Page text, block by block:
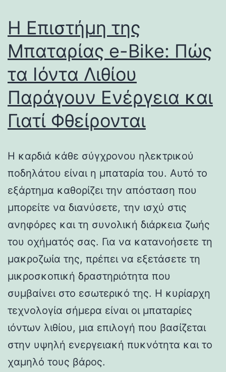
Η Επιστήμη της
Μπαταρίας e-Bike: Πώς
τα Ιόντα Λιθίου
Παράγουν Ενέργεια και
Γιατί Φθείρονται
Η καρδιά κάθε σύγχρονου ηλεκτρικού
ποδηλάτου είναι η μπαταρία του. Αυτό το
εξάρτημα καθορίζει την απόσταση που
μπορείτε να διανύσετε, την ισχύ στις
ανηφόρες και τη συνολική διάρκεια ζωής
του οχήματός σας. Για να κατανοήσετε τη
μακροζωία της, πρέπει να εξετάσετε τη
μικροσκοπική δραστηριότητα που
συμβαίνει στο εσωτερικό της. Η κυρίαρχη
τεχνολογία σήμερα είναι οι μπαταρίες
ιόντων λιθίου, μια επιλογή που βασίζεται
στην υψηλή ενεργειακή πυκνότητα και το
χαμηλό τους βάρος.